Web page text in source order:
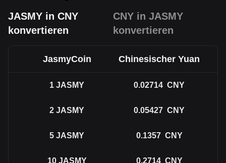
JASMY in CNY
konvertieren
CNY in JASMY
konvertieren
JasmyCoin Chinesischer Yuan
1 JASMY 0.02714 CNY
2 JASMY 0.05427 CNY
5 JASMY 0.1357 CNY
10 JASMY 0.2714 CNY